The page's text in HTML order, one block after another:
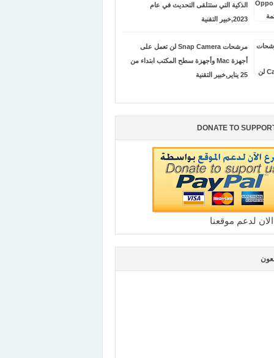
الذكية التي ستتلقى التحديث في عام
2023,خبير التقنية
مرشحات Snap Camera لن تعمل على
أجهزة Mac وأجهزة سطح المكتب ابتداء من
25 يناير,خبير التقنية
DONATE TO
لدعم موقعنا